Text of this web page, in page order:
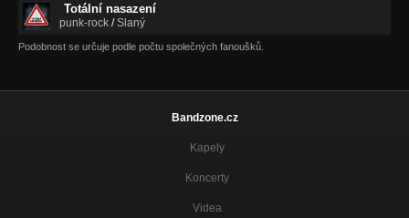
Totální nasazení
punk-rock /Slaný
Podobnost se určuje podle počtu společných fanoušků.
Bandzone.cz
Kapely
Koncerty
Videa